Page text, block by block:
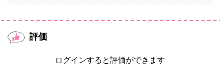
評価
ログインすると評価ができます